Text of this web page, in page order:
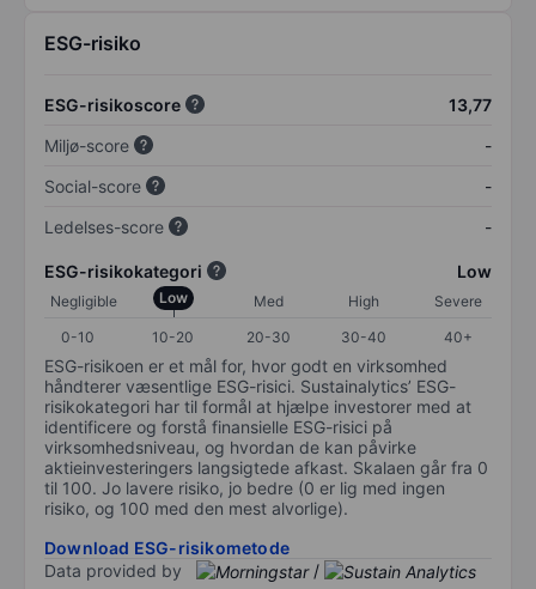
ESG-risiko
ESG-risikoscore
13,77
Miljø-score
-
Social-score
-
Ledelses-score
-
ESG-risikokategori Low
Negligible Low Med High
Severe
0-10
10-20 20-30 30-40 40+
ESG-risikoen er et mål for, hvor godt en virksomhed
håndterer væsentlige ESG-risici. Sustainalytics’ ESG-
risikokategori har til formål at hjælpe investorer med at
identificere og forstå finansielle ESG-risici på
virksomhedsniveau, og hvordan de kan påvirke
aktieinvesteringers langsigtede afkast. Skalaen går fra 0
til 100. Jo lavere risiko, jo bedre (0 er lig med ingen
risiko, og 100 med den mest alvorlige).
Download ESG-risikometode
Data provided by
/